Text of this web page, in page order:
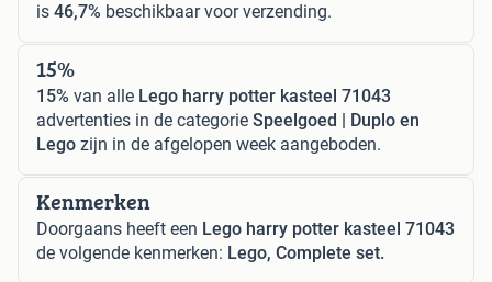
is 46,7% beschikbaar voor verzending.
15%
15% van alle Lego harry potter kasteel 71043
advertenties in de categorie Speelgoed | Duplo en
Lego zijn in de afgelopen week aangeboden.
Kenmerken
Doorgaans heeft een Lego harry potter kasteel 71043
de volgende kenmerken: Lego, Complete set.